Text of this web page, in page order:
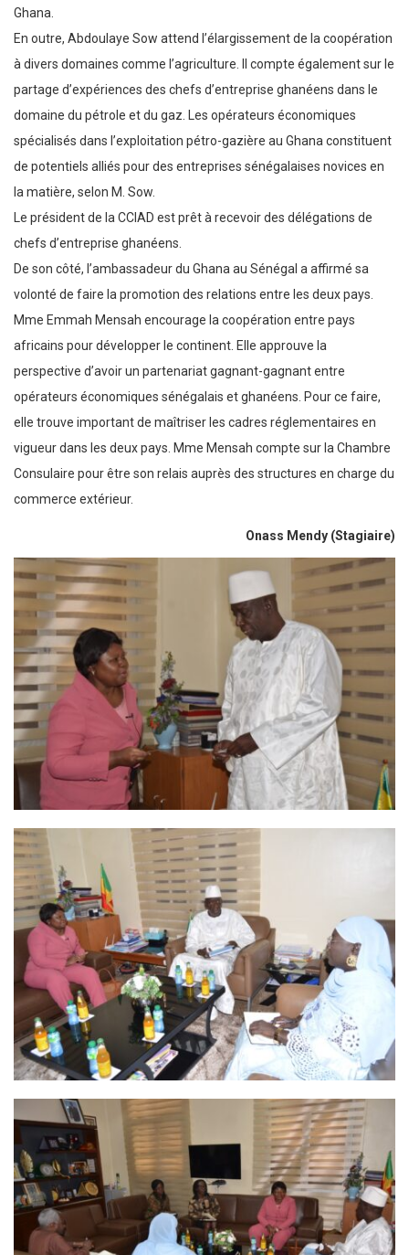
Ghana.
En outre, Abdoulaye Sow attend l’élargissement de la coopération
à divers domaines comme l’agriculture. Il compte également sur le
partage d’expériences des chefs d’entreprise ghanéens dans le
domaine du pétrole et du gaz. Les opérateurs économiques
spécialisés dans l’exploitation pétro-gazière au Ghana constituent
de potentiels alliés pour des entreprises sénégalaises novices en
la matière, selon M. Sow.
Le président de la CCIAD est prêt à recevoir des délégations de
chefs d’entreprise ghanéens.
De son côté, l’ambassadeur du Ghana au Sénégal a affirmé sa
volonté de faire la promotion des relations entre les deux pays.
Mme Emmah Mensah encourage la coopération entre pays
africains pour développer le continent. Elle approuve la
perspective d’avoir un partenariat gagnant-gagnant entre
opérateurs économiques sénégalais et ghanéens. Pour ce faire,
elle trouve important de maîtriser les cadres réglementaires en
vigueur dans les deux pays. Mme Mensah compte sur la Chambre
Consulaire pour être son relais auprès des structures en charge du
commerce extérieur.
Onass Mendy (Stagiaire)